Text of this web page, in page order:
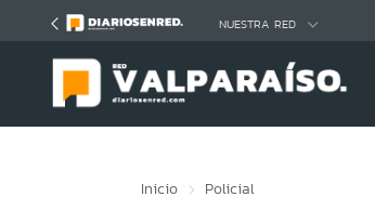
NUESTRA RED
Inicio Policial